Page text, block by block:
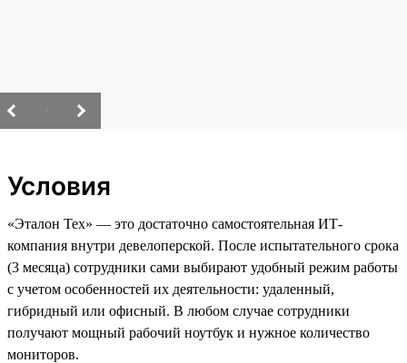
Условия
«Эталон Тех» — это достаточно самостоятельная ИТ-
компания внутри девелоперской. После испытательного срока
(3 месяца) сотрудники сами выбирают удобный режим работы
с учетом особенностей их деятельности: удаленный,
гибридный или офисный. В любом случае сотрудники
получают мощный рабочий ноутбук и нужное количество
мониторов.